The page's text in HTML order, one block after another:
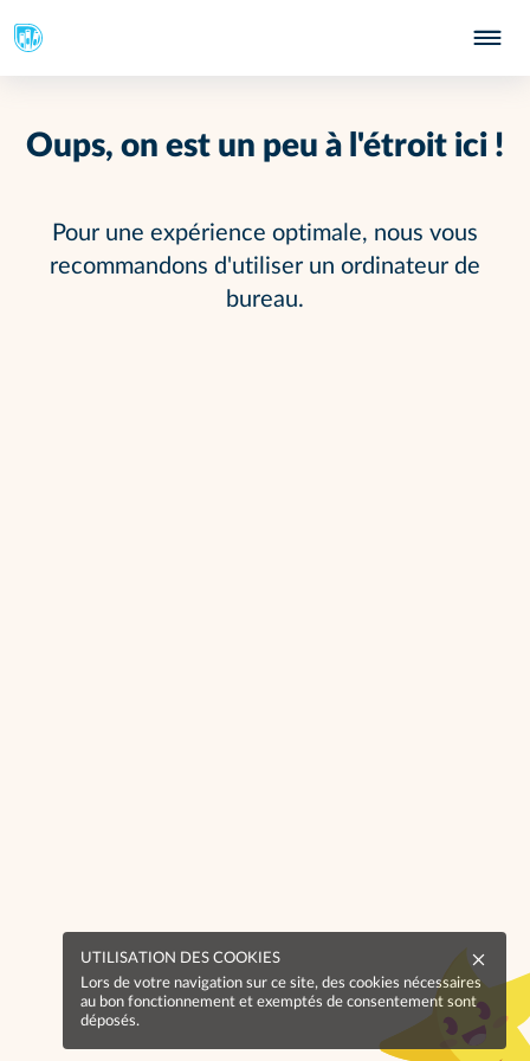
Oups, on est un peu à l'étroit ici !
Pour une expérience optimale, nous vous
recommandons d'utiliser un ordinateur de
bureau.
UTILISATION DES COOKIES
Lors de votre navigation sur ce site, des cookies nécessaires
au bon fonctionnement et exemptés de consentement sont
déposés.